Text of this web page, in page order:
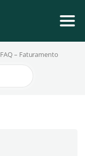
FAQ – Faturamento